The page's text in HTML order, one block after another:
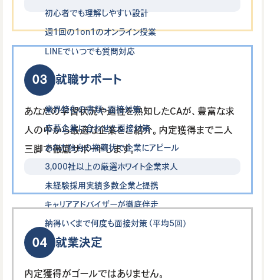
初心者でも理解しやすい設計
週1回の1on1のオンライン授業
LINEでいつでも質問対応
03 就職サポート
あなたの学習状況や適性を熟知したCAが、豊富な求
人の中から最適な企業をご紹介。内定獲得まで二人
三脚で徹底サポートします。
業界特化の書類・面接対策
応募企業に合わせた面接対策
あなた独自の推薦状で企業にアピール
3,000社以上の厳選ホワイト企業求人
未経験採用実績多数企業と提携
キャリアアドバイザーが徹底伴走
納得いくまで何度も面接対策（平均5回）
04 就業決定
内定獲得がゴールではありません。